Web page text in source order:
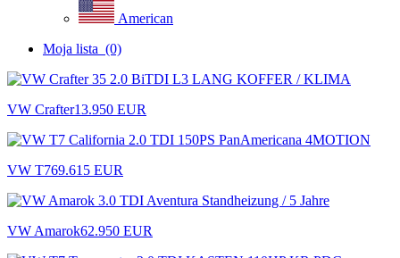
American
Moja lista (0)
VW Crafter13.950 EUR
VW T769.615 EUR
VW Amarok62.950 EUR